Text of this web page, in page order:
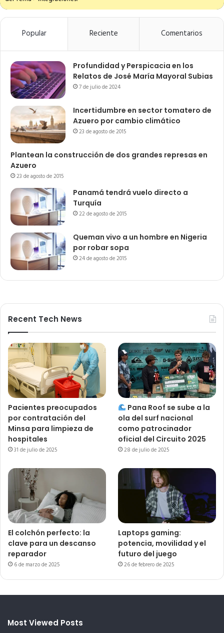
Popular Reciente Comentarios
Profundidad y Perspicacia en los
Relatos de José María Mayoral Subias
7 de julio de 2024
Incertidumbre en sector tomatero de
Azuero por cambio climático
23 de agosto de 2015
Plantean la construcción de dos grandes represas en
Azuero
23 de agosto de 2015
Panamá tendrá vuelo directo a
Turquía
22 de agosto de 2015
Queman vivo a un hombre en Nigeria
por robar sopa
24 de agosto de 2015
Recent Tech News
Pacientes preocupados
por contratación del
Minsa para limpieza de
hospitales
31 de julio de 2025
Pana Roof se sube a la
ola del surf nacional
como patrocinador
oficial del Circuito 2025
28 de julio de 2025
El colchón perfecto: la
clave para un descanso
reparador
6 de marzo de 2025
Laptops gaming:
potencia, movilidad y el
futuro del juego
26 de febrero de 2025
Most Viewed Posts